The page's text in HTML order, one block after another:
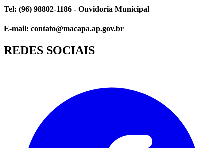
Tel: (96) 98802-1186 - Ouvidoria Municipal
E-mail: contato@macapa.ap.gov.br
REDES SOCIAIS